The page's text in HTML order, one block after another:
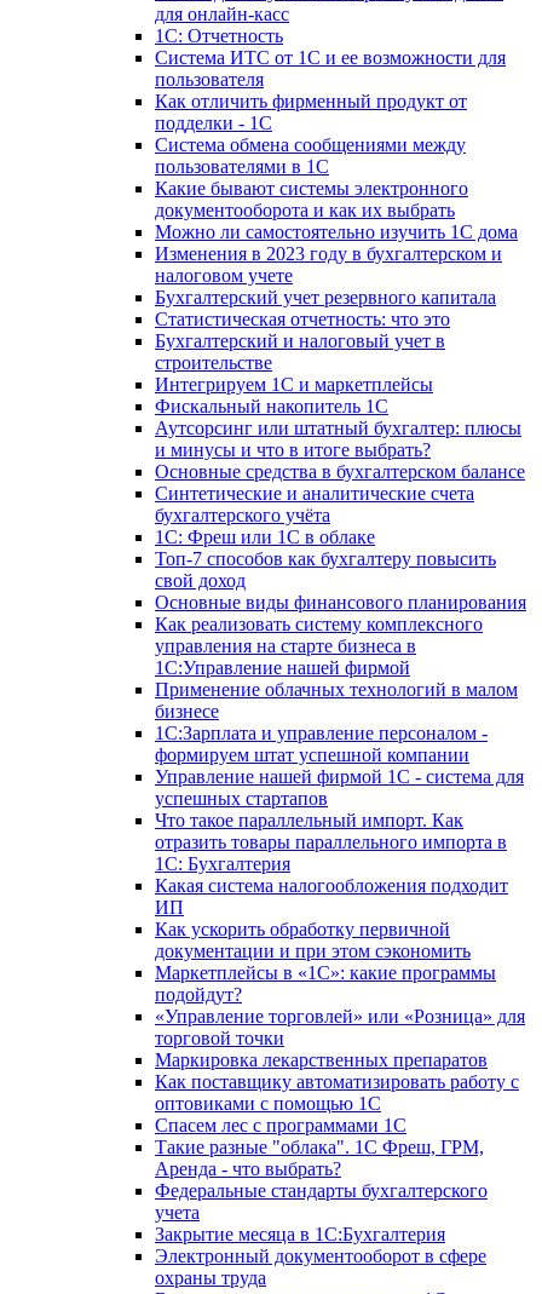
для онлайн-касс
1С: Отчетность
Система ИТС от 1С и ее возможности для
пользователя
Как отличить фирменный продукт от
подделки - 1С
Система обмена сообщениями между
пользователями в 1С
Какие бывают системы электронного
документооборота и как их выбрать
Можно ли самостоятельно изучить 1С дома
Изменения в 2023 году в бухгалтерском и
налоговом учете
Бухгалтерский учет резервного капитала
Статистическая отчетность: что это
Бухгалтерский и налоговый учет в
строительстве
Интегрируем 1С и маркетплейсы
Фискальный накопитель 1С
Аутсорсинг или штатный бухгалтер: плюсы
и минусы и что в итоге выбрать?
Основные средства в бухгалтерском балансе
Синтетические и аналитические счета
бухгалтерского учёта
1C: Фреш или 1С в облаке
Топ-7 способов как бухгалтеру повысить
свой доход
Основные виды финансового планирования
Как реализовать систему комплексного
управления на старте бизнеса в
1С:Управление нашей фирмой
Применение облачных технологий в малом
бизнесе
1C:Зарплата и управление персоналом -
формируем штат успешной компании
Управление нашей фирмой 1C - система для
успешных стартапов
Что такое параллельный импорт. Как
отразить товары параллельного импорта в
1С: Бухгалтерия
Какая система налогообложения подходит
ИП
Как ускорить обработку первичной
документации и при этом сэкономить
Маркетплейсы в «1С»: какие программы
подойдут?
«Управление торговлей» или «Розница» для
торговой точки
Маркировка лекарственных препаратов
Как поставщику автоматизировать работу с
оптовиками с помощью 1С
Спасем лес с программами 1С
Такие разные "облака". 1С Фреш, ГРМ,
Аренда - что выбрать?
Федеральные стандарты бухгалтерского
учета
Закрытие месяца в 1С:Бухгалтерия
Электронный документооборот в сфере
охраны труда